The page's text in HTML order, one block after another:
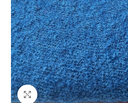
Клацніть, щоб збільшити